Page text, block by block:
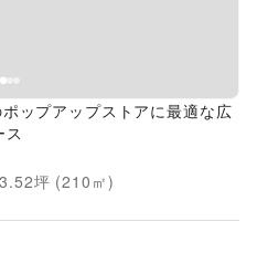
ップアップストアに最適な広
坪 (210 ㎡)